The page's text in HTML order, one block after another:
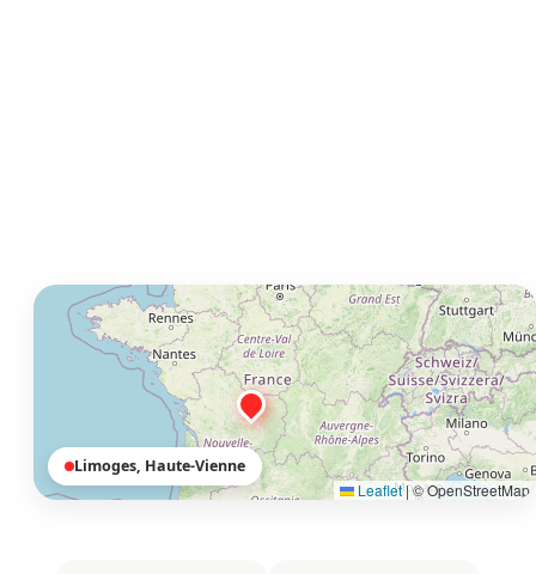
Leaflet |© OpenStreetMap
Limoges, Haute-Vienne